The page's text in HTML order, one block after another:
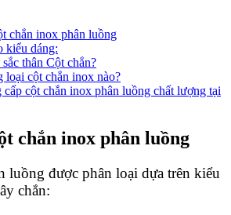
chắn inox phân luồng
kiểu dáng:
thân Cột chắn?
loại cột chắn inox nào?
cột chắn inox phân luồng chất lượng tại
chắn inox phân luồng
luồng được phân loại dựa trên kiểu
chắn: